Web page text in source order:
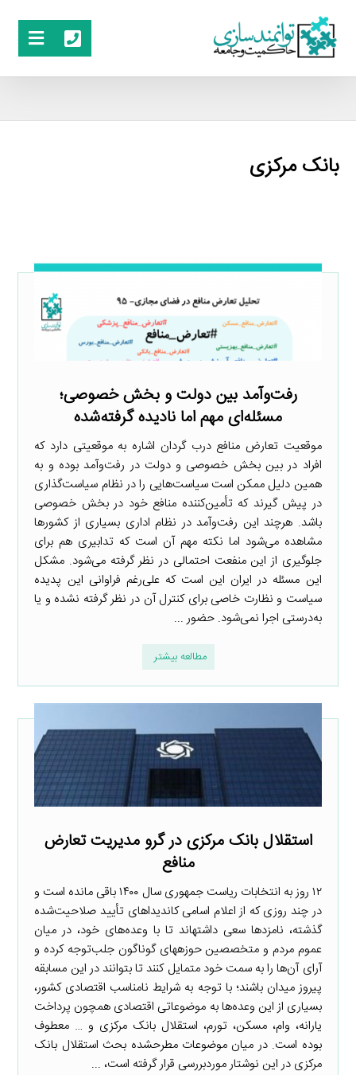
بانک مرکزی
رفت‌وآمد بین دولت و بخش خصوصی؛
مسئله‌ای مهم اما نادیده گرفته‌شده
موقعیت تعارض منافع درب گردان اشاره به موقعیتی دارد که
افراد در بین بخش خصوصی و دولت در رفت‌وآمد بوده و به
همین دلیل ممکن است سیاست‌هایی را در نظام سیاست‌گذاری
در پیش گیرند که تأمین‌کننده منافع خود در بخش خصوصی
باشد. هرچند این رفت‌وآمد در نظام اداری بسیاری از کشورها
مشاهده می‌شود اما نکته مهم آن است که تدابیری هم برای
جلوگیری از این منفعت احتمالی در نظر گرفته می‌شود. مشکل
این مسئله در ایران این است که علی‌رغم فراوانی این پدیده
سیاست و نظارت خاصی برای کنترل آن در نظر گرفته نشده و یا
به‌درستی اجرا نمی‌شود. حضور ...
مطالعه بیشتر
استقلال بانک مرکزی در گرو مدیریت تعارض
منافع
۱۲ روز به انتخابات ریاست جمهوری سال ۱۴۰۰ باقی مانده است و
در چند روزی که از اعلام اسامی کاندیداهای تأیید صلاحیت‌شده
گذشته، نامزدها سعی داشته­اند تا با وعده‌های خود، در میان
عموم مردم و متخصصین حوزه­های گوناگون جلب‌توجه کرده و
آرای آن‌ها را به سمت خود متمایل کنند تا بتوانند در این مسابقه
پیروز میدان باشند؛ با توجه به شرایط نامناسب اقتصادی کشور،
بسیاری از این وعده‌ها به موضوعاتی اقتصادی همچون پرداخت
یارانه، وام، مسکن، تورم، استقلال بانک مرکزی و … معطوف
بوده است. در میان موضوعات مطرح­شده بحث استقلال بانک
مرکزی در این نوشتار موردبررسی قرار گرفته است، ...